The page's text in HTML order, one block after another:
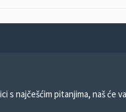
s najčešćim pitanjima, naš će